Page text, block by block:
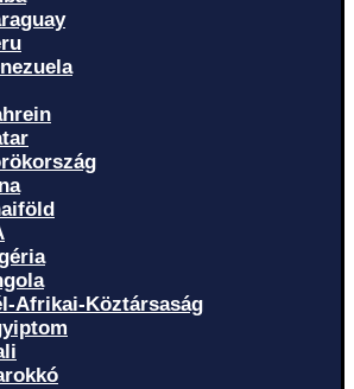
Afrikai-Köztársaság